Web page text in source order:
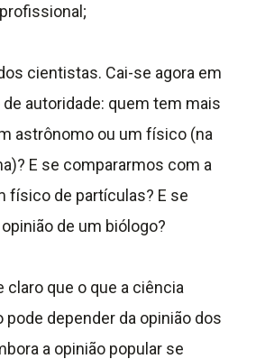
cientistas. Cai-se agora em
autoridade: quem tem mais
astrônomo ou um físico (na
E se compararmos com a
físico de partículas? E se
de um biólogo?
claro que o que a ciência
pode depender da opinião dos
a opinião popular se